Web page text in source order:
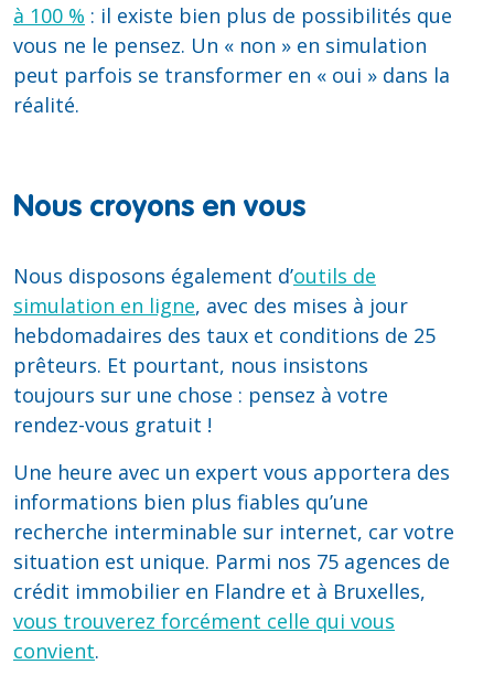
à 100 % : il existe bien plus de possibilités que
vous ne le pensez. Un « non » en simulation
peut parfois se transformer en « oui » dans la
réalité.
Nous croyons en vous
Nous disposons également d’outils de
simulation en ligne, avec des mises à jour
hebdomadaires des taux et conditions de 25
prêteurs. Et pourtant, nous insistons
toujours sur une chose : pensez à votre
rendez-vous gratuit !
Une heure avec un expert vous apportera des
informations bien plus fiables qu’une
recherche interminable sur internet, car votre
situation est unique. Parmi nos 75 agences de
crédit immobilier en Flandre et à Bruxelles,
vous trouverez forcément celle qui vous
convient.